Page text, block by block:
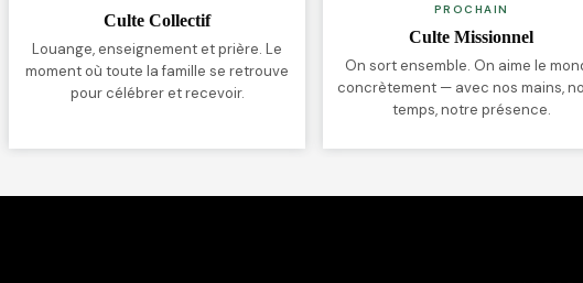
Culte Collectif
Louange, enseignement et prière. Le
moment où toute la famille se retrouve
pour célébrer et recevoir.
PROCHAIN
Culte Missionnel
On sort ensemble. On aime le
concrètement — avec nos mains,
temps, notre présence.